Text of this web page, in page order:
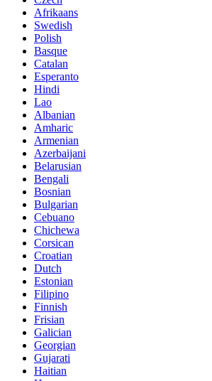
Afrikaans
Swedish
Polish
Basque
Catalan
Esperanto
Hindi
Lao
Albanian
Amharic
Armenian
Azerbaijani
Belarusian
Bengali
Bosnian
Bulgarian
Cebuano
Chichewa
Corsican
Croatian
Dutch
Estonian
Filipino
Finnish
Frisian
Galician
Georgian
Gujarati
Haitian